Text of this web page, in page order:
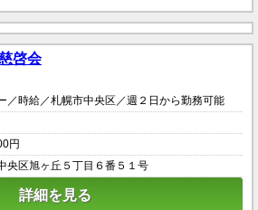
啓会
／時給／札幌市中央区／週２日から勤務可能
円
央区旭ヶ丘５丁目６番５１号
詳細を見る